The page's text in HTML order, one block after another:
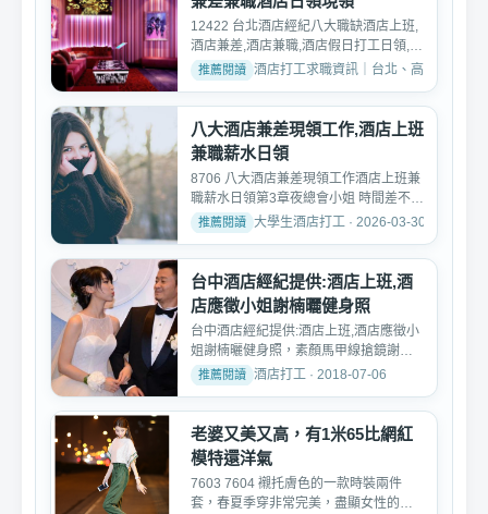
12422 台北酒店經紀八大職缺酒店上班,
酒店兼差,酒店兼職,酒店假日打工日領,八
大行業工作現領職缺...酒店打工求職資訊｜台北、高雄、台中
八大酒店兼差現領工作,酒店上班
兼職薪水日領
8706 八大酒店兼差現領工作酒店上班兼
職薪水日領第3章夜總會小姐 時間差不多
已經到深夜。逼債的...大學生酒店打工 · 2026-03-30
台中酒店經紀提供:酒店上班,酒
店應徵小姐謝楠曬健身照
台中酒店經紀提供:酒店上班,酒店應徵小
姐謝楠曬健身照，素顏馬甲線搶鏡謝楠
也是圈內出名的主持人...
酒店打工 · 2018-07-06
老婆又美又高，有1米65比網紅
模特還洋氣
7603 7604 襯托膚色的一款時裝兩件
套，春夏季穿非常完美，盡顯女性的甜